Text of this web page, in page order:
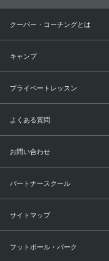
クーバー・コーチングとは
キャンプ
プライベートレッスン
よくある質問
お問い合わせ
パートナースクール
サイトマップ
フットボール・パーク